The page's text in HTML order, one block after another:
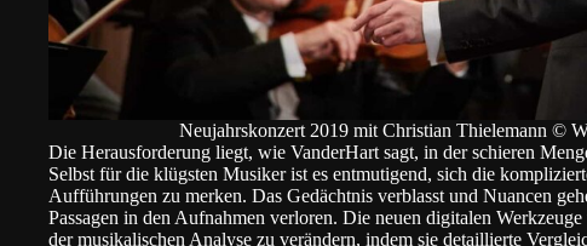
Neujahrskonzert 2019 mit Christian Thielemann ©
Die Herausforderung liegt, wie VanderHart sagt, in der schieren
Selbst für die klügsten Musiker ist es entmutigend, sich die
Aufführungen zu merken. Das Gedächtnis verblasst und Nuancen
Passagen in den Aufnahmen verloren. Die neuen digitalen
der musikalischen Analyse zu verändern, indem sie detaillierte